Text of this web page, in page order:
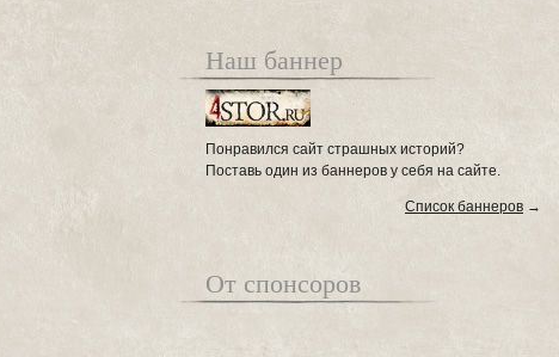
Наш баннер
Понравился сайт страшных историй?
Поставь один из баннеров у себя на сайте.
Список баннеров →
От спонсоров